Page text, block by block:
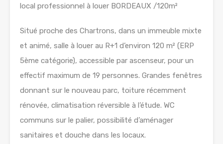
local professionnel à louer BORDEAUX /120m²
Situé proche des Chartrons, dans un immeuble mixte
et animé, salle à louer au R+1 d’environ 120 m² (ERP
5ème catégorie), accessible par ascenseur, pour un
effectif maximum de 19 personnes. Grandes fenêtres
donnant sur le nouveau parc, toiture récemment
rénovée, climatisation réversible à l’étude. WC
communs sur le palier, possibilité d’aménager
sanitaires et douche dans les locaux.